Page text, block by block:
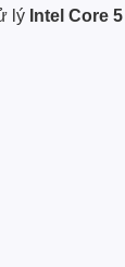
lý Intel Core